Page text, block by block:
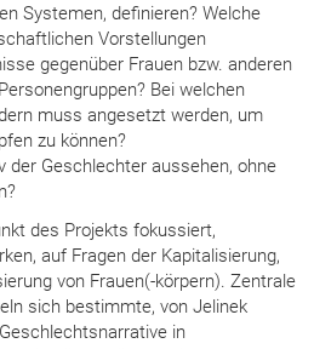
Systemen, definieren? Welche
Vorstellungen
gegenüber Frauen bzw. anderen
Bei welchen
muss angesetzt werden, um
zu können?
der Geschlechter aussehen, ohne
des Projekts fokussiert,
auf Fragen der Kapitalisierung,
von Frauen(-körpern). Zentrale
sich bestimmte, von Jelinek
in